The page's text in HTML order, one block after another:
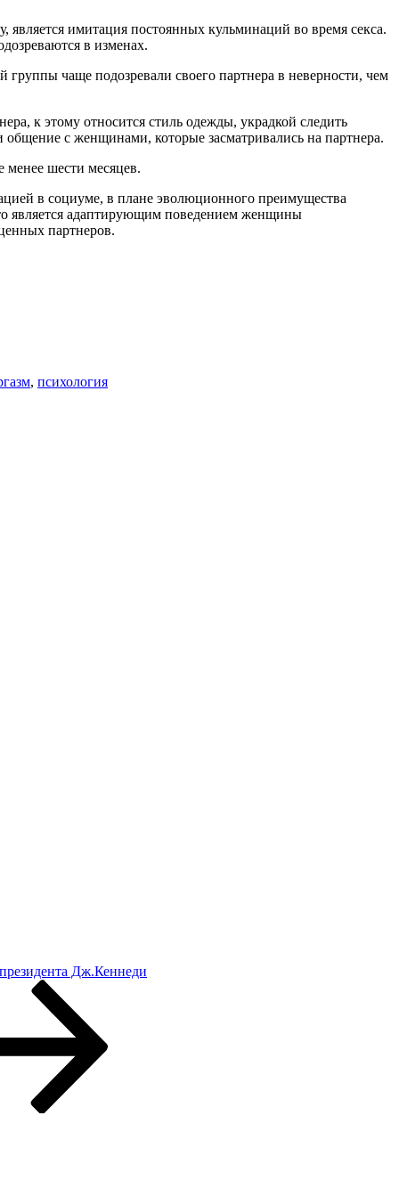
имитация постоянных кульминаций во время секса.
в изменах.
чаще подозревали своего партнера в неверности, чем
к этому относится стиль одежды, украдкой следить
с женщинами, которые засматривались на партнера.
шести месяцев.
в социуме, в плане эволюционного преимущества
является адаптирующим поведением женщины
партнеров.
, психология
Дж.Кеннеди